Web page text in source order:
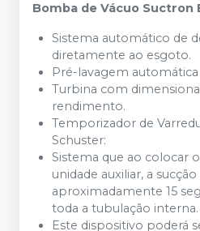
Bomba de Vácuo Suctron
Sistema automático de
diretamente ao esgoto.
Pré-lavagem
Turbina com
rendimento.
Temporizador de
Schuster:
Sistema que ao colocar
unidade auxiliar, a
aproximadamente 15
toda a tubulação interna.
Este dispositivo poderá